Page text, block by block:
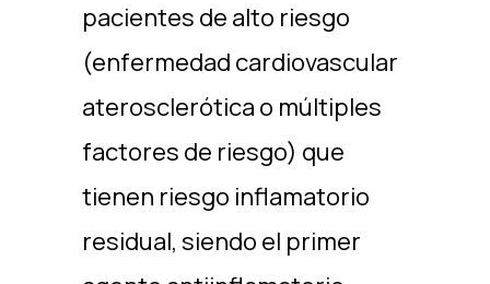
pacientes de alto riesgo
(enfermedad cardiovascular
aterosclerótica o múltiples
factores de riesgo) que
tienen riesgo inflamatorio
residual, siendo el primer